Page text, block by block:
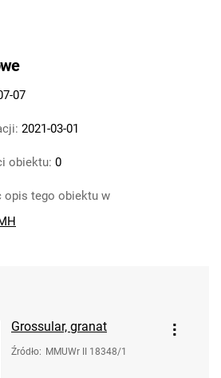
07
2021-03-01
obiektu: 0
opis tego obiektu w
Grossular, granat
Źródło: MMUWr II 18348/1